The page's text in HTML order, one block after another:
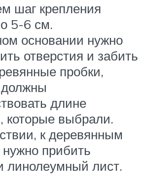
шаг крепления
5-6 см.
основании нужно
отверстия и забить
пробки,
длине
которые выбрали.
к деревянным
прибить
линолеумный лист.